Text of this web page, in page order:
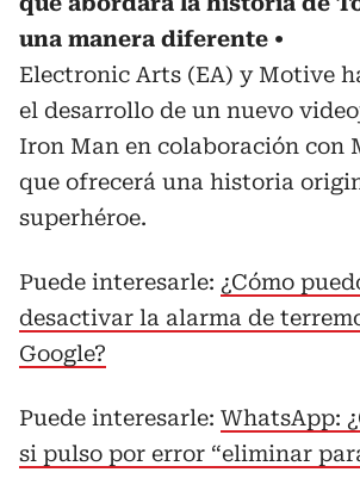
una manera diferente
Electronic Arts (EA) y Motive
el desarrollo de un nuevo
Iron Man en colaboración con
que ofrecerá una historia
superhéroe.
Puede interesarle: ¿Cómo
desactivar la alarma de
Google?
Puede interesarle: WhatsApp:
si pulso por error “eliminar